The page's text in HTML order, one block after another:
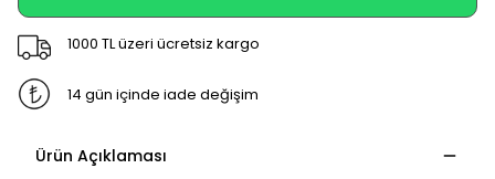
1000 TL üzeri ücretsiz kargo
14 gün içinde iade değişim
Ürün Açıklaması